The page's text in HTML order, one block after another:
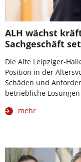
ALH wächst
Sachgeschäft
Die Alte Leipziger-
Position in der
Schäden und
betriebliche
mehr